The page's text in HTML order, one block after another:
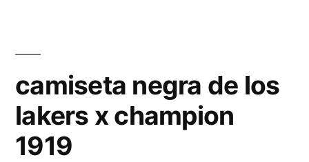
camiseta negra de los
lakers x champion
1919